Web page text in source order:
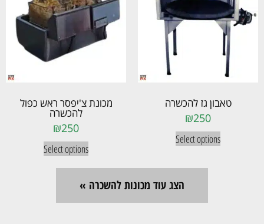
טאבון גז להכשרה
₪250
Select options
מכונת צ'יפסר ראש כפול
להכשרה
₪250
Select options
הצג עוד מכונות להשכרה »